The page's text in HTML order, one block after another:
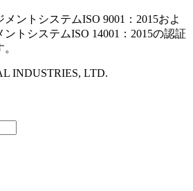
ントシステムISO 9001：2015およ
トシステムISO 14001：2015の認証
INDUSTRIES, LTD.